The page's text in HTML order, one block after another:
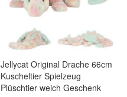
Jellycat Original Drache 66cm
Kuscheltier Spielzeug
Plüschtier weich Geschenk